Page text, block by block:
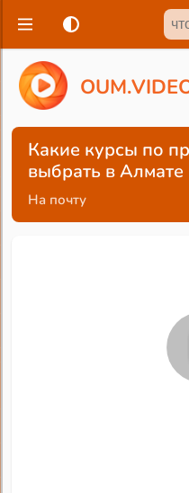
OUM.VIDE
Какие курсы по
выбрать в Алмате
На почту